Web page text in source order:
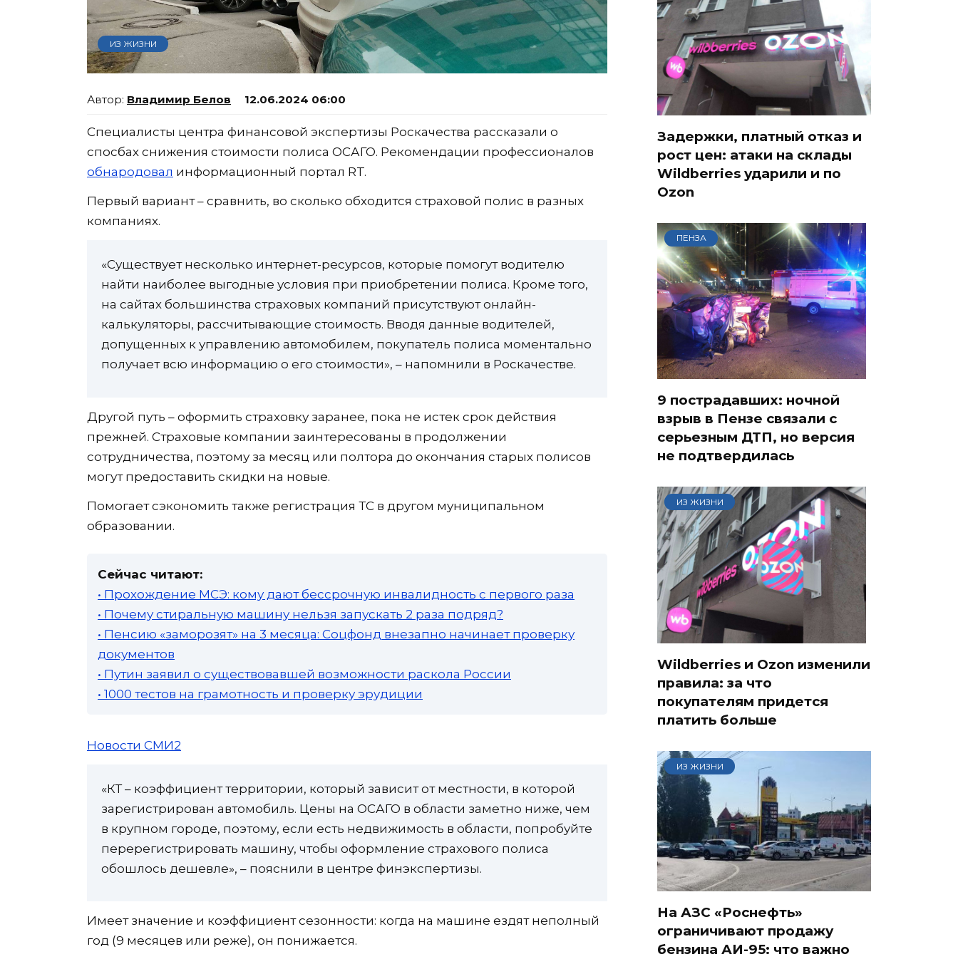
ИЗ ЖИЗНИ
Владимир Белов 12.06.2024 06:00
Специалисты центра финансовой экспертизы Роскачества рассказали о
спосбах снижения стоимости полиса ОСАГО. Рекомендации профессионалов
обнародовал информационный портал RT.
Первый вариант – сравнить, во сколько обходится страховой полис в разных
компаниях.
«Существует несколько интернет-ресурсов, которые помогут водителю
найти наиболее выгодные условия при приобретении полиса. Кроме того,
на сайтах большинства страховых компаний присутствуют онлайн-
калькуляторы, рассчитывающие стоимость. Вводя данные водителей,
допущенных к управлению автомобилем, покупатель полиса моментально
получает всю информацию о его стоимости», – напомнили в Роскачестве.
Другой путь – оформить страховку заранее, пока не истек срок действия
прежней. Страховые компании заинтересованы в продолжении
сотрудничества, поэтому за месяц или полтора до окончания старых полисов
могут предоставить скидки на новые.
Помогает сэкономить также регистрация ТС в другом муниципальном
образовании.
Сейчас читают:
• Прохождение МСЭ: кому дают бессрочную инвалидность с первого раза
• Почему стиральную машину нельзя запускать 2 раза подряд?
• Пенсию «заморозят» на 3 месяца: Соцфонд внезапно начинает проверку
документов
• Путин заявил о существовавшей возможности раскола России
• 1000 тестов на грамотность и проверку эрудиции
Новости СМИ2
«КТ – коэффициент территории, который зависит от местности, в которой
зарегистрирован автомобиль. Цены на ОСАГО в области заметно ниже, чем
в крупном городе, поэтому, если есть недвижимость в области, попробуйте
перерегистрировать машину, чтобы оформление страхового полиса
обошлось дешевле», – пояснили в центре финэкспертизы.
Имеет значение и коэффициент сезонности: когда на машине ездят неполный
год (9 месяцев или реже), он понижается.
Задержки, платный отказ и
рост цен: атаки на склады
Wildberries ударили и по
Ozon
ПЕНЗА
9 пострадавших: ночной
взрыв в Пензе связали с
серьезным ДТП, но версия
не подтвердилась
ИЗ ЖИЗНИ
Wildberries и Ozon изменили
правила: за что
покупателям придется
платить больше
ИЗ ЖИЗНИ
На АЗС «Роснефть»
ограничивают продажу
бензина АИ-95: что важно